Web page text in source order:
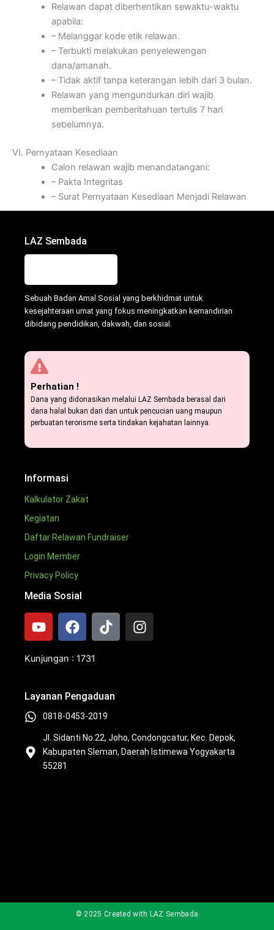
Relawan dapat diberhentikan sewaktu-waktu
apabila:
– Melanggar kode etik relawan.
– Terbukti melakukan penyelewengan
dana/amanah.
– Tidak aktif tanpa keterangan lebih dari 3 bulan.
Relawan yang mengundurkan diri wajib
memberikan pemberitahuan tertulis 7 hari
sebelumnya.
VI. Pernyataan Kesediaan
Calon relawan wajib menandatangani:
– Pakta Integritas
– Surat Pernyataan Kesediaan Menjadi Relawan
LAZ Sembada
Sebuah Badan Amal Sosial yang berkhidmat untuk
kesejahteraan umat yang fokus meningkatkan kemandirian
dibidang pendidikan, dakwah, dan sosial.
Perhatian !
Dana yang didonasikan melalui LAZ Sembada berasal dari
dana halal bukan dari dan untuk pencucian uang maupun
perbuatan terorisme serta tindakan kejahatan lainnya.
Informasi
Kalkulator Zakat
Kegiatan
Daftar Relawan Fundraiser
Login Member
Privacy Policy
Media Sosial
Y
o
t
e
F
a
e
o
k
T
i
I
n
m
Kunjungan : 1731
Layanan Pengaduan
0818-0453-2019
Jl. Sidanti No.22, Joho, Condongcatur, Kec. Depok,
Kabupaten Sleman, Daerah Istimewa Yogyakarta
55281
© 2025 Created with LAZ Sembada